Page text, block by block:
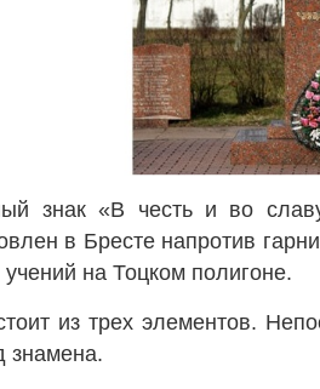
знак «В честь и во
в Бресте напротив
на Тоцком полигоне.
из трех элементов.
знамена.